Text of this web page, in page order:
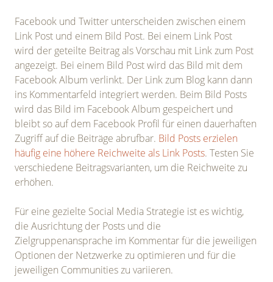
Facebook und Twitter unterscheiden zwischen einem
Link Post und einem Bild Post. Bei einem Link Post
wird der geteilte Beitrag als Vorschau mit Link zum Post
angezeigt. Bei einem Bild Post wird das Bild mit dem
Facebook Album verlinkt. Der Link zum Blog kann dann
ins Kommentarfeld integriert werden. Beim Bild Posts
wird das Bild im Facebook Album gespeichert und
bleibt so auf dem Facebook Profil für einen dauerhaften
Zugriff auf die Beiträge abrufbar. Bild Posts erzielen
häufig eine höhere Reichweite als Link Posts. Testen Sie
verschiedene Beitragsvarianten, um die Reichweite zu
erhöhen.
Für eine gezielte Social Media Strategie ist es wichtig,
die Ausrichtung der Posts und die
Zielgruppenansprache im Kommentar für die jeweiligen
Optionen der Netzwerke zu optimieren und für die
jeweiligen Communities zu variieren.